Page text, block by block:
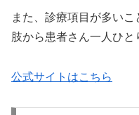
また、診療項目が多い
肢から患者さん一人ひと
公式サイトはこちら